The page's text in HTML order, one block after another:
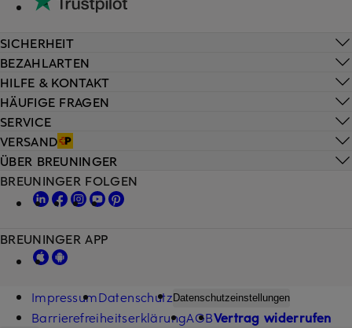
HILFE & KONTAKT
HÄUFIGE FRAGEN
SERVICE
VERSAND
SICHERHEIT
BEZAHLARTEN
ÜBER BREUNINGER
BREUNINGER FOLGEN
BREUNINGER APP
ImpressumDatenschutz Datenschutzeinstellungen
BarrierefreiheitserklärungAGBVertrag widerrufen